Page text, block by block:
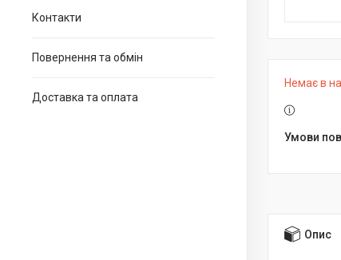
Контакти
Повернення та обмін
Доставка та оплата
Немає в
Опис